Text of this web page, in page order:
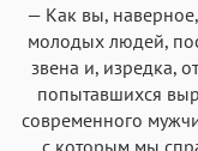
— Как вы,
молодых людей,
звена и, изредка,
попытавшихся
современного
с которым мы